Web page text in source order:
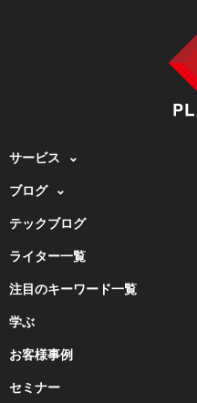
サービス
ブログ
テックブログ
ライター一覧
注目のキーワード一覧
学ぶ
お客様事例
セミナー